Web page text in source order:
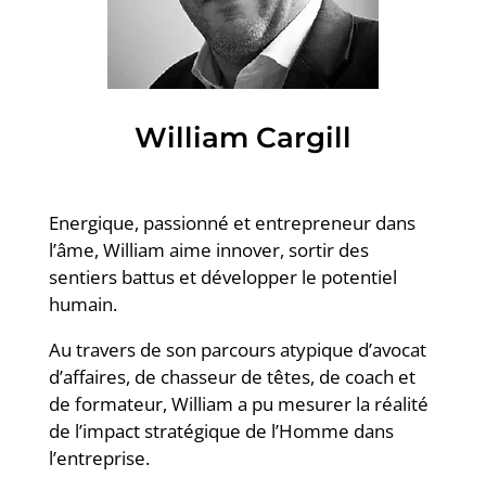
Energique, passionné et entrepreneur dans
l’âme, William aime innover, sortir des
sentiers battus et développer le potentiel
humain.
Au travers de son parcours atypique d’avocat
d’affaires, de chasseur de têtes, de coach et
de formateur, William a pu mesurer la réalité
de l’impact stratégique de l’Homme dans
l’entreprise.
William Cargill